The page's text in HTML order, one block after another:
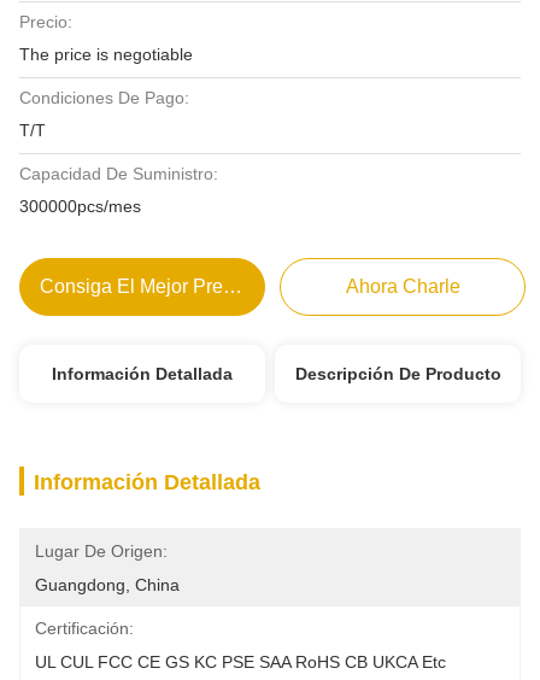
Precio:
The price is negotiable
Condiciones De Pago:
T/T
Capacidad De Suministro:
300000pcs/mes
Consiga El Mejor Precio Ahora Charle
Información Detallada Descripción De Producto
Información Detallada
Lugar De Origen:
Guangdong, China
Certificación:
UL CUL FCC CE GS KC PSE SAA RoHS CB UKCA Etc